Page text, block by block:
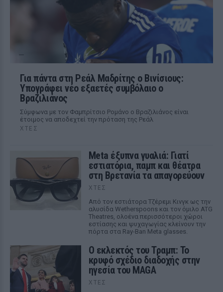
Για πάντα στη Ρεάλ Μαδρίτης ο Βινίσιους:
Υπογράφει νέο εξαετές συμβόλαιο ο
Βραζιλιάνος
Σύμφωνα με τον Φαμπρίτσιο Ρομάνο ο Βραζιλιάνος είναι
έτοιμος να αποδεχτεί την πρόταση της Ρεάλ
ΧΤΕΣ
Meta έξυπνα γυαλιά: Γιατί
εστιατόρια, παμπ και θέατρα
στη Βρετανία τα απαγορεύουν
ΧΤΕΣ
Από τον εστιάτορα Τζέρεμι Κινγκ ως την
αλυσίδα Wetherspoons και τον όμιλο ATG
Theatres, ολοένα περισσότεροι χώροι
εστίασης και ψυχαγωγίας κλείνουν την
πόρτα στα Ray-Ban Meta glasses.
Ο εκλεκτός του Τραμπ: Το
κρυφό σχέδιο διαδοχής στην
ηγεσία του MAGA
ΧΤΕΣ